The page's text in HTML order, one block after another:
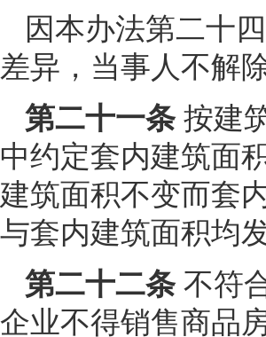
因本办法第二十
差异，当事人不解
第二十一条 按建
中约定套内建筑面
建筑面积不变而套
与套内建筑面积均
第二十二条 不符
企业不得销售商品